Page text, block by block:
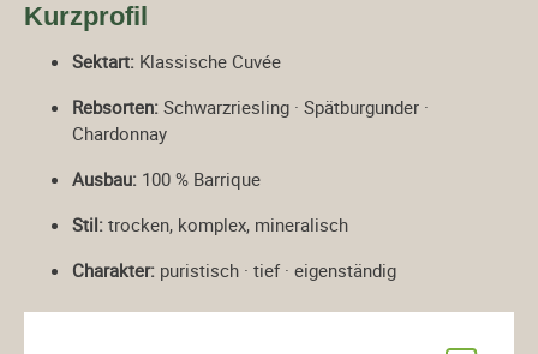
Kurzprofil
Sektart: Klassische Cuvée
Rebsorten: Schwarzriesling · Spätburgunder ·
Chardonnay
Ausbau: 100 % Barrique
Stil: trocken, komplex, mineralisch
Charakter: puristisch · tief · eigenständig